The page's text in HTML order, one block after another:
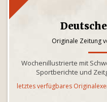
Originale Zeitung
Wochenillustrierte mit
Sportberichte und
letztes verfügbares